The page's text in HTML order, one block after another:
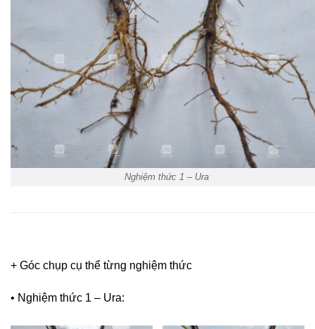
Nghiệm thức 1 – Ura
+ Góc chụp cụ thể từng nghiệm thức
• Nghiệm thức 1 – Ura: